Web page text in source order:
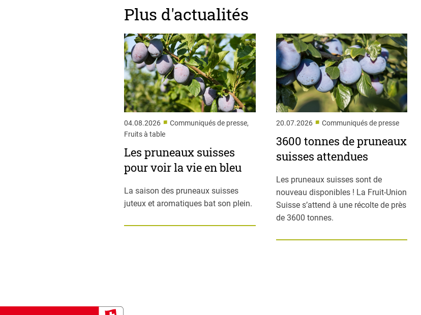
Plus d'actualités
04.08.2026 ■ Communiqués de presse,
Fruits à table
Les pruneaux suisses
pour voir la vie en bleu
La saison des pruneaux suisses
juteux et aromatiques bat son plein.
20.07.2026 ■ Communiqués de presse
3600 tonnes de pruneaux
suisses attendues
Les pruneaux suisses sont de
nouveau disponibles ! La Fruit-Union
Suisse s’attend à une récolte de près
de 3600 tonnes.